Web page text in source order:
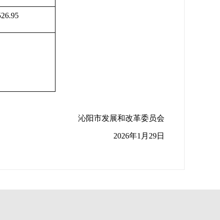
沁阳市发展和改革委员会
2026年1月29日